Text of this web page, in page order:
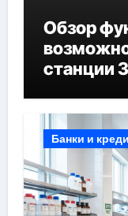
Обзор
станции 3
Банки и